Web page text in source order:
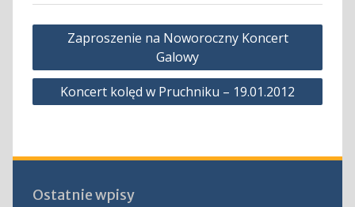
Nawigacja
Zaproszenie na Noworoczny Koncert
Galowy
Koncert kolęd w Pruchniku – 19.01.2012
Ostatnie wpisy